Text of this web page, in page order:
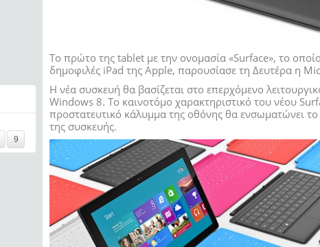
9
To πρώτο της tablet με την ονομασία «Surface», το
δημοφιλές iPad της Apple, παρουσίασε τη Δευτέρα η
Η νέα συσκευή θα βασίζεται στο επερχόμενο
Windows 8. Το καινοτόμο χαρακτηριστικό του νέου
προστατευτικό κάλυμμα της οθόνης θα ενσωματώνει
της συσκευής.